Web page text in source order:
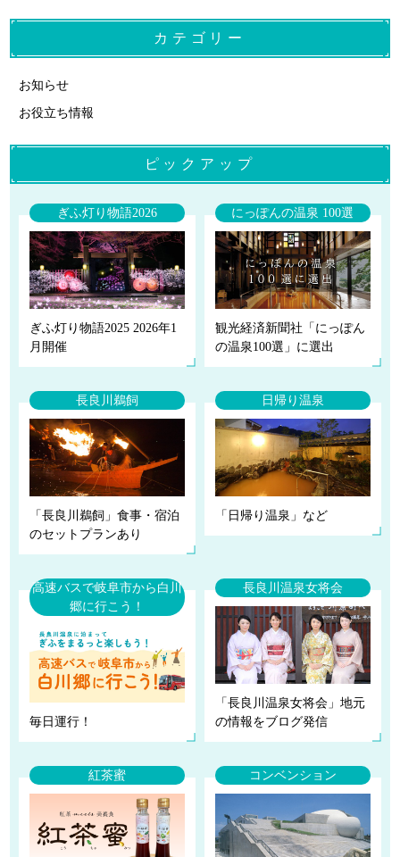
カテゴリー
お知らせ
お役立ち情報
ピックアップ
ぎふ灯り物語2026
ぎふ灯り物語2025 2026年1
月開催
にっぽんの温泉 100選
観光経済新聞社「にっぽん
の温泉100選」に選出
長良川鵜飼
「長良川鵜飼」食事・宿泊
のセットプランあり
日帰り温泉
「日帰り温泉」など
高速バスで岐阜市から白川
郷に行こう！
毎日運行！
長良川温泉女将会
「長良川温泉女将会」地元
の情報をブログ発信
紅茶蜜 コンベンション